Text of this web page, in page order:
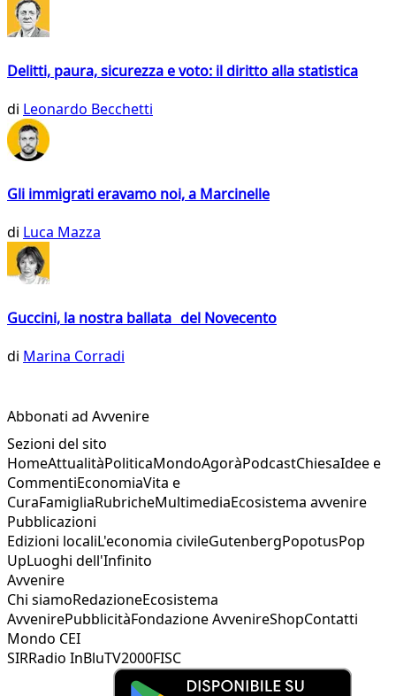
Delitti, paura, sicurezza e voto: il diritto alla statistica
di Leonardo Becchetti
Gli immigrati eravamo noi, a Marcinelle
di Luca Mazza
Guccini, la nostra ballata del Novecento
di Marina Corradi
Abbonati ad Avvenire
Sezioni del sito
HomeAttualitàPoliticaMondoAgoràPodcastChiesaIdee e
CommentiEconomiaVita e
CuraFamigliaRubricheMultimediaEcosistema avvenire
Pubblicazioni
Edizioni localiL'economia civileGutenbergPopotusPop
UpLuoghi dell'Infinito
Avvenire
Chi siamoRedazioneEcosistema
AvvenirePubblicitàFondazione AvvenireShopContatti
Mondo CEI
SIRRadio InBluTV2000FISC